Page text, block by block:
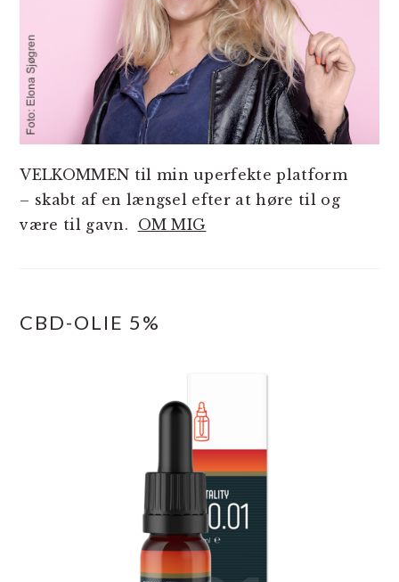
VELKOMMEN til min uperfekte platform
– skabt af en længsel efter at høre til og
være til gavn. OM MIG
CBD-OLIE 5%